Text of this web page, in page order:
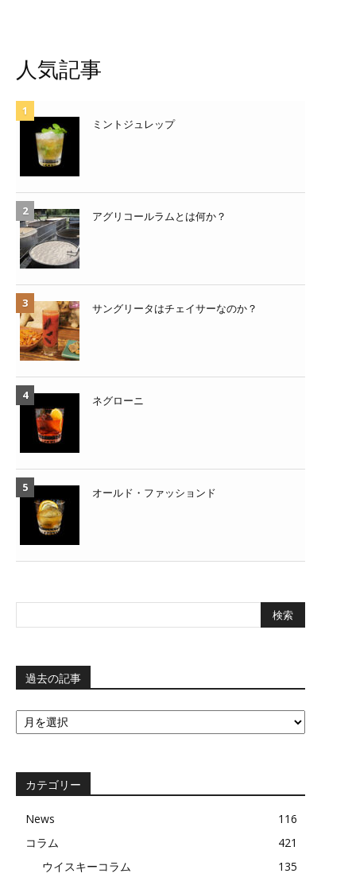
人気記事
ミントジュレップ
アグリコールラムとは何か？
サングリータはチェイサーなのか？
ネグローニ
オールド・ファッションド
過去の記事
過
去
事
カテゴリー
News
116
コラム
421
ウイスキーコラム
135